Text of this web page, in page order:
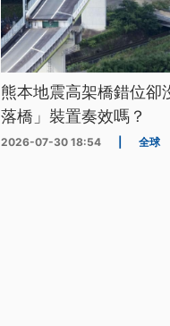
熊本地震高架橋錯位卻
落橋」裝置奏效嗎？
2026-07-30 18:54 全球